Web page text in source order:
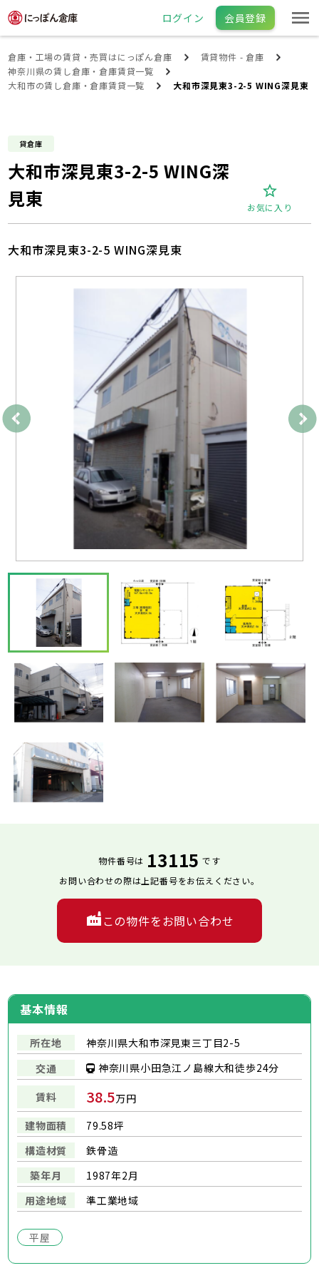
ログイン 会員登録
倉庫・工場の賃貸・売買はにっぽん倉庫
賃貸物件 - 倉庫
神奈川県の賃し倉庫・倉庫賃貸一覧
大和市の賃し倉庫・倉庫賃貸一覧
大和市深見東3-2-5 WING深見東
貸倉庫
大和市深見東3-2-5 WING深
見東
お気に入り
基本情報
所在地
神奈川県大和市深見東三丁目2-5
交通
神奈川県小田急江ノ島線大和徒歩24分
賃料 38.5万円
建物面積
79.58坪
構造材質
鉄骨造
築年月
1987年2月
用途地域
準工業地域
平屋
大和市深見東3-2-5 WING深見東
物件番号は 13115 です
お問い合わせの際は上記番号をお伝えください。
この物件をお問い合わせ